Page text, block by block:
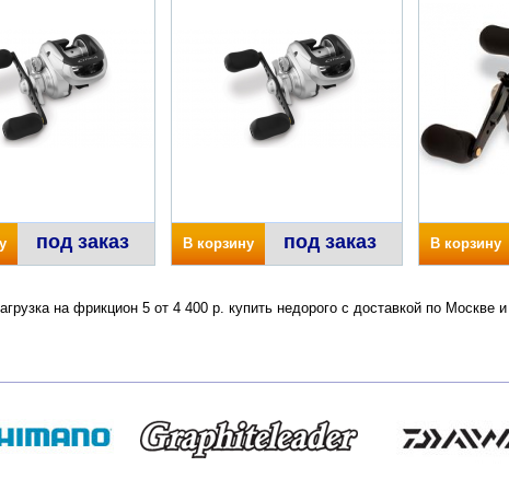
под заказ В корзину под заказ В корзину
на фрикцион 5 от 4 400 р. купить недорого с доставкой по